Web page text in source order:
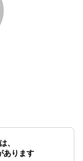
、
あります